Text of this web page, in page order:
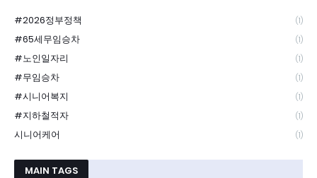
#2026정부정책 (1)
#65세무임승차 (1)
#노인일자리 (1)
#무임승차 (1)
#시니어복지 (1)
#지하철적자 (1)
시니어케어 (1)
MAIN TAGS